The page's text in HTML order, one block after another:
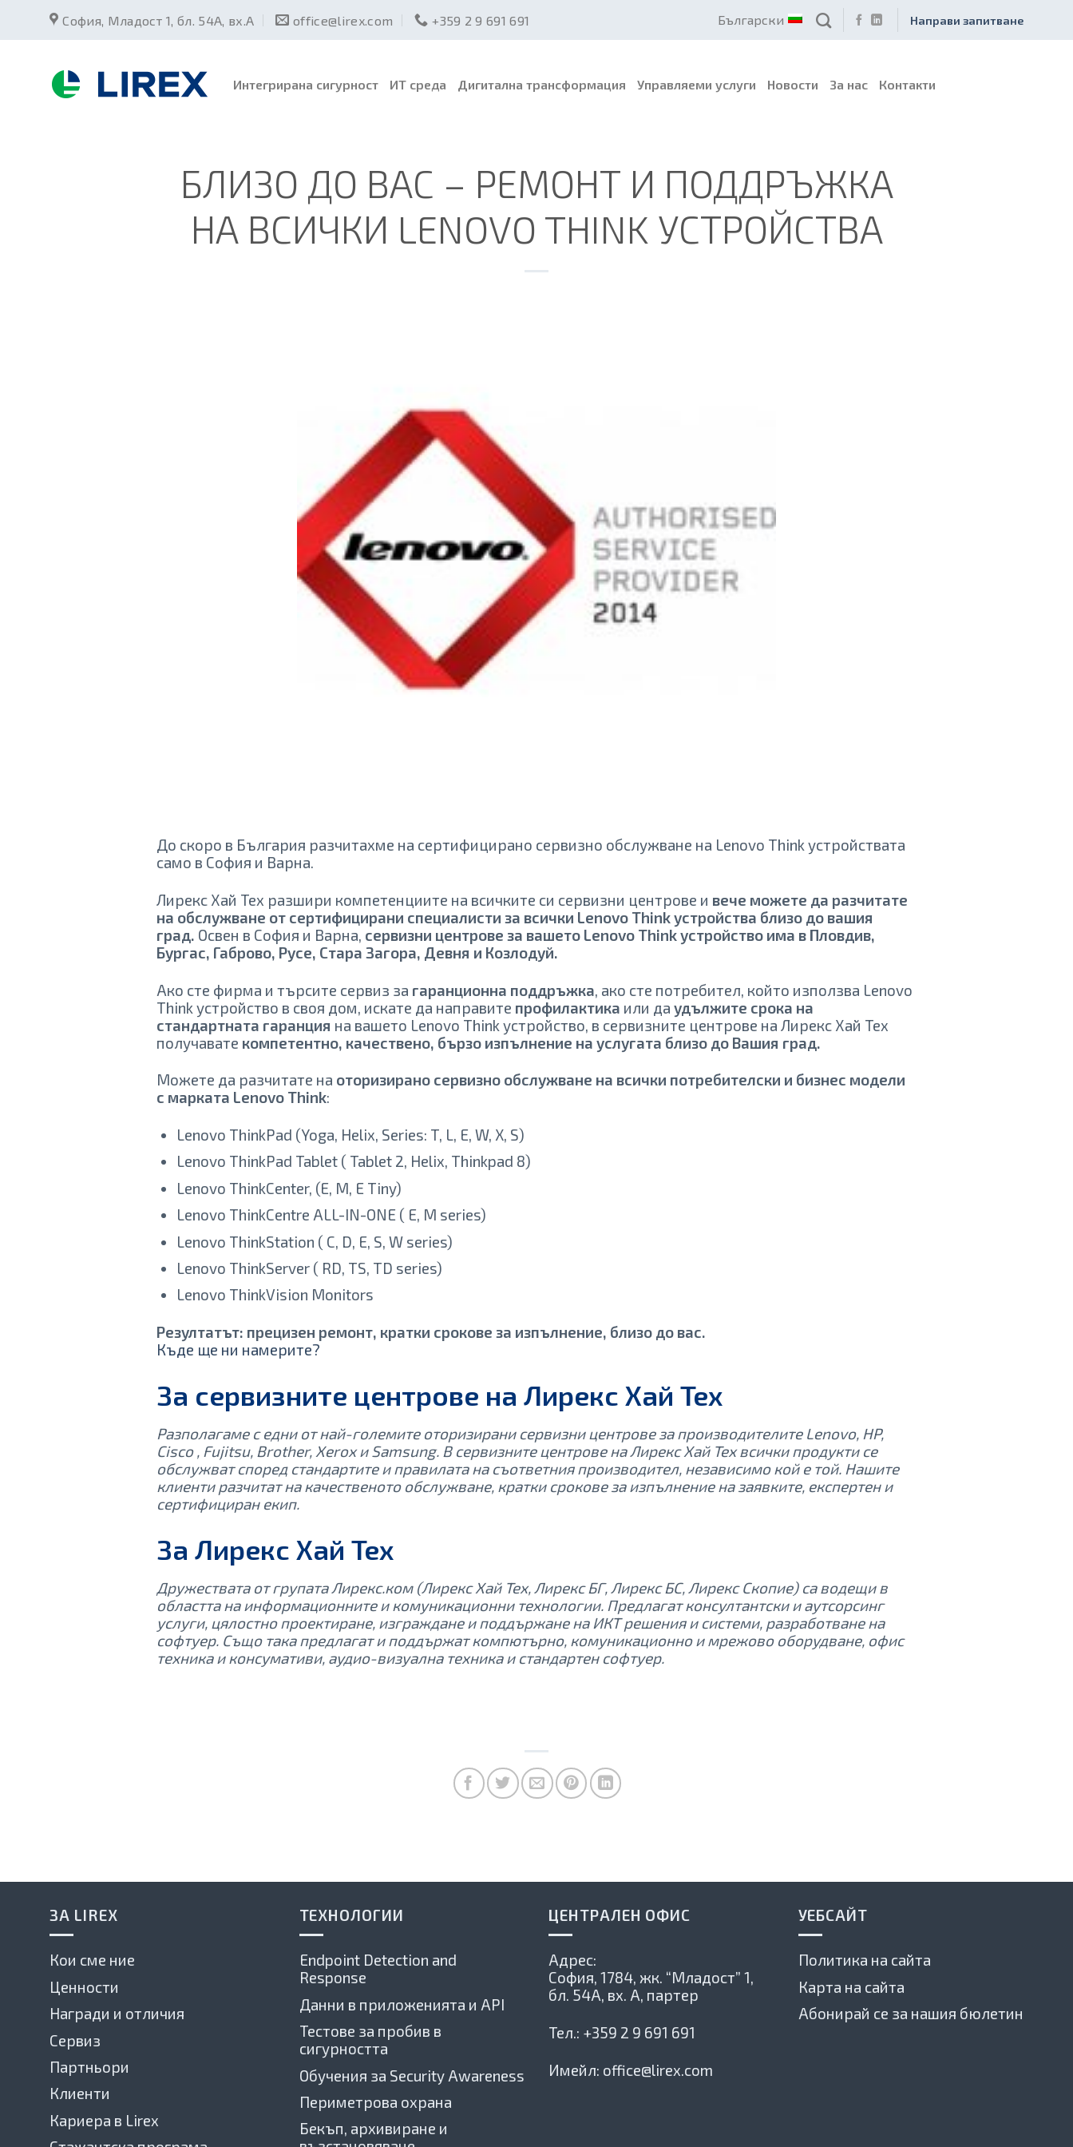
content
София, Младост 1, бл. 54А, вх.А office@lirex.com +359 2 9 691 691 Български Направи запитване
Интегрирана сигурност ИТ среда Дигитална трансформация Управляеми услуги Новости За нас Контакти
БЛИЗО ДО ВАС – РЕМОНТ И ПОДДРЪЖКА
НА ВСИЧКИ LENOVO THINK УСТРОЙСТВА
До скоро в България разчитахме на сертифицирано сервизно обслужване на Lenovo Think устройствата
само в София и Варна.
Лирекс Хай Тех разшири компетенциите на всичките си сервизни центрове и вече можете да разчитате
на обслужване от сертифицирани специалисти за всички Lenovo Think устройства близо до вашия
град. Освен в София и Варна, сервизни центрове за вашето Lenovo Think устройство има в Пловдив,
Бургас, Габрово, Русе, Стара Загора, Девня и Козлодуй.
Ако сте фирма и търсите сервиз за гаранционна поддръжка, ако сте потребител, който използва Lenovo
Think устройство в своя дом, искате да направите профилактика или даудължите срока на
стандартната гаранция на вашето Lenovo Think устройство, в сервизните центрове на Лирекс Хай Тех
получавате компетентно, качествено, бързо изпълнение на услугата близо до Вашия град.
Можете да разчитате на оторизирано сервизно обслужване на всички потребителски и бизнес модели
с марката Lenovo Think:
Lenovo ThinkPad (Yoga, Helix, Series: T, L, E, W, X, S)
Lenovo ThinkPad Tablet ( Tablet 2, Helix, Thinkpad 8)
Lenovo ThinkCenter, (E, M, E Tiny)
Lenovo ThinkCentre ALL-IN-ONE ( E, M series)
Lenovo ThinkStation ( C, D, E, S, W series)
Lenovo ThinkServer ( RD, TS, TD series)
Lenovo ThinkVision Monitors
Резултатът: прецизен ремонт, кратки срокове за изпълнение, близо до вас.
Къде ще ни намерите?
За сервизните центрове на Лирекс Хай Тех
Разполагаме с едни от най-големите оторизирани сервизни центрове за производителите Lenovo, HP,
Cisco , Fujitsu, Brother, Xerox и Samsung. В сервизните центрове на Лирекс Хай Тех всички продукти се
обслужват според стандартите и правилата на съответния производител, независимо кой е той. Нашите
клиенти разчитат на качественото обслужване, кратки срокове за изпълнение на заявките, експертен и
сертифициран екип.
За Лирекс Хай Тех
Дружествата от групата Лирекс.ком (Лирекс Хай Тех, Лирекс БГ, Лирекс БС, Лирекс Скопие) са водещи в
областта на информационните и комуникационни технологии. Предлагат консултантски и аутсорсинг
услуги, цялостно проектиране, изграждане и поддържане на ИКТ решения и системи, разработване на
софтуер. Също така предлагат и поддържат компютърно, комуникационно и мрежово оборудване, офис
техника и консумативи, аудио-визуална техника и стандартен софтуер.
ЗА LIREX
Кои сме ние
Ценности
Награди и отличия
Сервиз
Партньори
Клиенти
Кариера в Lirex
ТЕХНОЛОГИИ
Endpoint Detection and
Response
Данни в приложенията и API
Тестове за пробив в
сигурността
Обучения за Security Awareness
Периметрова охрана
Бекъп, архивиране и
ЦЕНТРАЛЕН ОФИС
Адрес:
София, 1784, жк. “Младост” 1,
бл. 54А, вх. А, партер
Тел.: +359 2 9 691 691
Имейл: office@lirex.com
УЕБСАЙТ
Политика на сайта
Карта на сайта
Абонирай се за нашия бюлетин